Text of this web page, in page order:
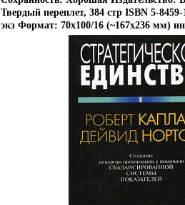
Твердый переплет, 384 стр ISBN 5-
экз Формат: 70x100/16 (~167x236 мм)